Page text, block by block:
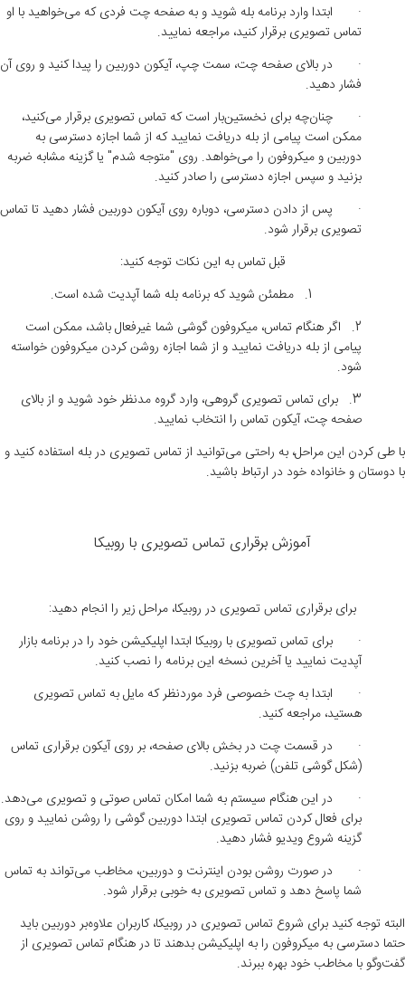
· ابتدا وارد برنامه بله شوید و به صفحه چت فردی که می‌خواهید با او
تماس تصویری برقرار کنید، مراجعه نمایید.
· در بالای صفحه چت، سمت چپ، آیکون دوربین را پیدا کنید و روی آن
فشار دهید.
· چنان‌چه برای نخستین‌بار است که تماس تصویری برقرار می‌کنید،
ممکن است پیامی از بله دریافت نمایید که از شما اجازه دسترسی به
دوربین و میکروفون را می‌خواهد. روی "متوجه شدم" یا گزینه مشابه ضربه
بزنید و سپس اجازه دسترسی را صادر کنید.
· پس از دادن دسترسی، دوباره روی آیکون دوربین فشار دهید تا تماس
تصویری برقرار شود.
قبل تماس به این نکات توجه کنید:
1.
مطمئن شوید که برنامه بله شما آپدیت شده است.
2.
اگر هنگام تماس، میکروفون گوشی شما غیرفعال باشد، ممکن است
پیامی از بله دریافت نمایید و از شما اجازه روشن کردن میکروفون خواسته
شود.
3.
برای تماس تصویری گروهی، وارد گروه مدنظر خود شوید و از بالای
صفحه چت، آیکون تماس را انتخاب نمایید.
با طی کردن این مراحل، به راحتی می‌توانید از تماس تصویری در بله استفاده کنید و
با دوستان و خانواده خود در ارتباط باشید.
آموزش برقراری تماس تصویری با روبیکا
برای برقراری تماس تصویری در روبیکا، مراحل زیر را انجام دهید:
· برای تماس تصویری با روبیکا ابتدا اپلیکیشن خود را در برنامه بازار
آپدیت نمایید یا آخرین نسخه این برنامه را نصب کنید.
· ابتدا به چت خصوصی فرد موردنظر که مایل به تماس تصویری
هستید، مراجعه کنید.
· در قسمت چت در بخش بالای صفحه، بر روی آیکون برقراری تماس
(شکل گوشی تلفن) ضربه بزنید.
· در این هنگام سیستم به شما امکان تماس صوتی و تصویری می‌دهد.
برای فعال کردن تماس تصویری ابتدا دوربین گوشی را روشن نمایید و روی
گزینه شروع ویدیو فشار دهید.
· در صورت روشن بودن اینترنت و دوربین، مخاطب می‌تواند به تماس
شما پاسخ دهد و تماس تصویری به خوبی برقرار شود.
البته توجه کنید برای شروع تماس تصویری در روبیکا، کاربران علاوه‌بر دوربین باید
حتما دسترسی به میکروفون را به اپلیکیشن بدهند تا در هنگام تماس تصویری از
گفت‌وگو با مخاطب خود بهره ببرند.